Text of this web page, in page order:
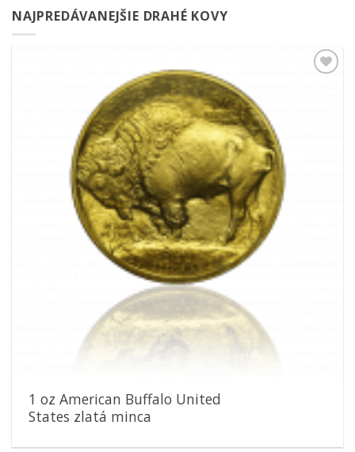
NAJPREDÁVANEJŠIE DRAHÉ KOVY
1 oz American Buffalo United
States zlatá minca